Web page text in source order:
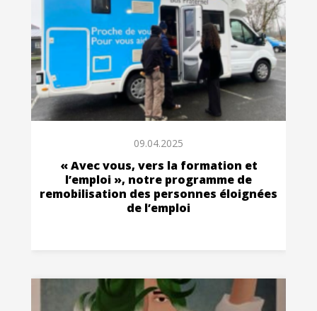
09.04.2025
« Avec vous, vers la formation et
l’emploi », notre programme de
remobilisation des personnes éloignées
de l’emploi